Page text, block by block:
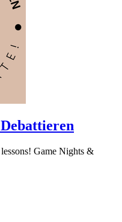
Game Nights &